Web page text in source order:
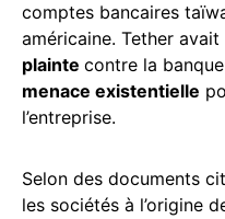
comptes bancaires
américaine. Tether
plainte contre la
menace existentielle
l’entreprise.
Selon des documents
les sociétés à l’origine